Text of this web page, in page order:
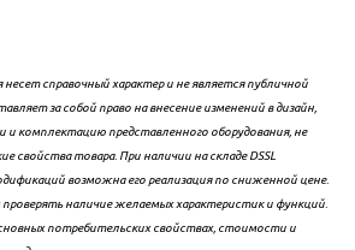
справочный характер и не является публичной
за собой право на внесение изменений в дизайн,
и комплектацию представленного оборудования, не
свойства товара. При наличии на складе DSSL
возможна его реализация по сниженной цене.
проверять наличие желаемых характеристик и функций.
потребительских свойствах, стоимости и